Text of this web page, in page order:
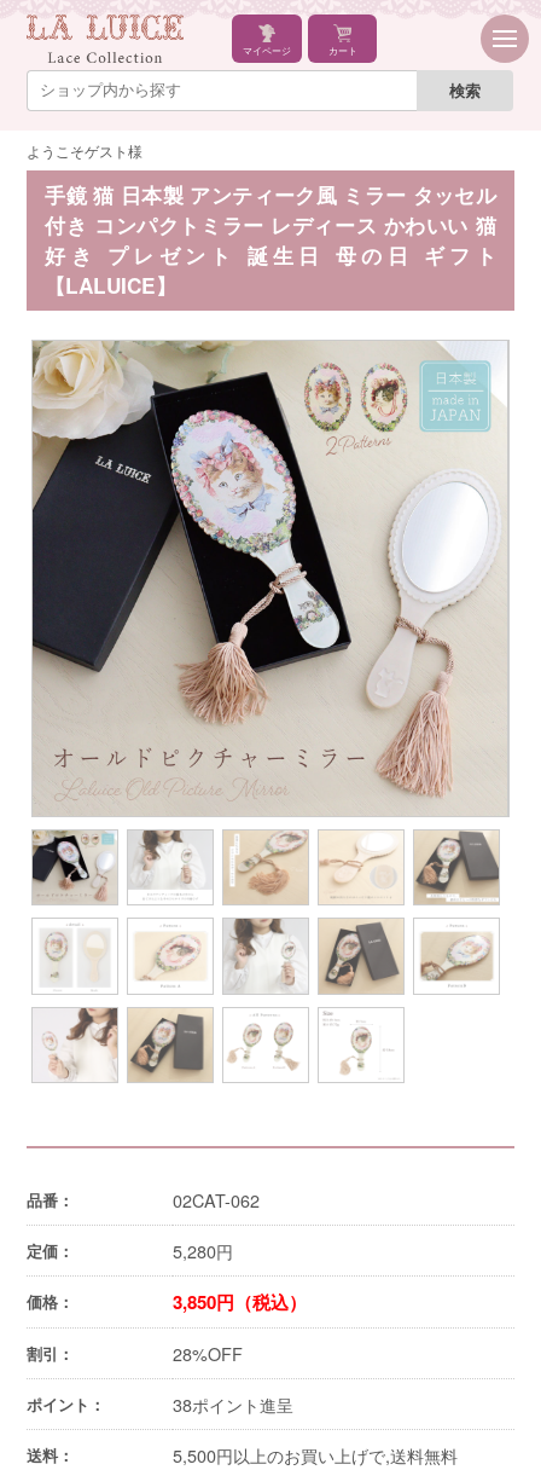
マイページ カート
ようこそゲスト様
手鏡 猫 日本製 アンティーク風 ミラー タッセル
付き コンパクトミラー レディース かわいい 猫
好き プレゼント 誕生日 母の日 ギフト
【LALUICE】
品番： 02CAT-062
定価： 5,280円
価格： 3,850円（税込）
割引： 28%OFF
ポイント： 38ポイント進呈
送料： 5,500円以上のお買い上げで,送料無料